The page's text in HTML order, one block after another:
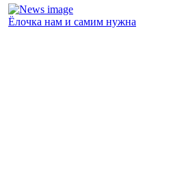
Ёлочка нам и самим нужна